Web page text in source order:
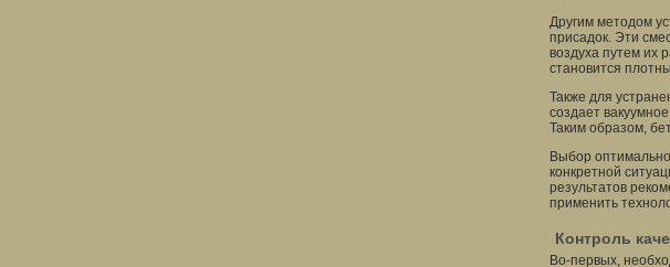
Другим методом
присадок. Эти
воздуха путем их
становится
Также для
создает
Таким образом,
Выбор
конкретной
результатов
применить
Контроль
Во-первых,